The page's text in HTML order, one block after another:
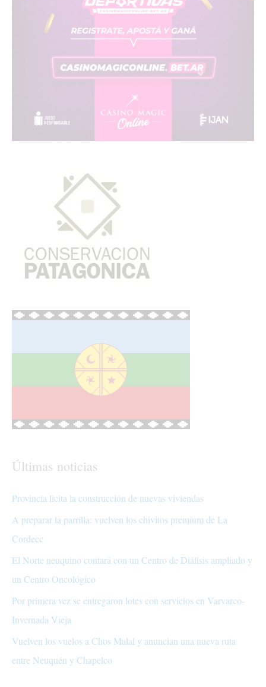
Últimas noticias
Provincia licita la construcción de nuevas viviendas
A preparar la parrilla: vuelven los chivitos premium de La
Cordecc
El Norte neuquino contará con un Centro de Diálisis ampliado y
un Centro Oncológico
Por primera vez se entregaron lotes con servicios en Varvarco-
Invernada Vieja
Vuelven los vuelos a Chos Malal y anuncian una nueva ruta
entre Neuquén y Chapelco